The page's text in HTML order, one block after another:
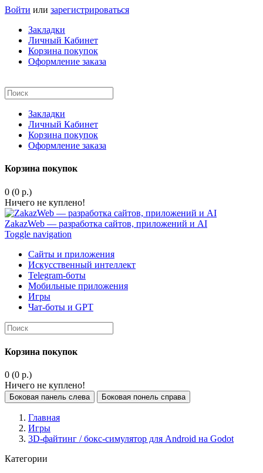
Войти или зарегистрироваться
Закладки
Личный Кабинет
Корзина покупок
Оформление заказа
Закладки
Личный Кабинет
Корзина покупок
Оформление заказа
Корзина покупок
0 (0 р.)
Ничего не куплено!
ZakazWeb — разработка сайтов, приложений и AI
Toggle navigation
Сайты и приложения
Искусственный интеллект
Telegram-боты
Мобильные приложения
Игры
Чат-боты и GPT
Корзина покупок
0 (0 р.)
Ничего не куплено!
Боковая панель слева Боковая понель справа
Главная
Игры
3D-файтинг / бокс-симулятор для Android на Godot
Категории